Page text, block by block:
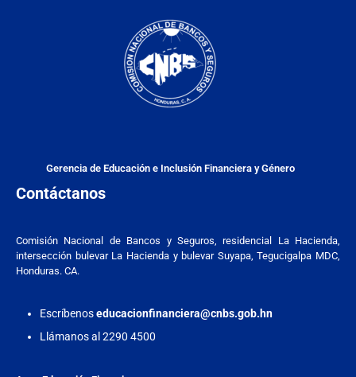
Gerencia de Educación e Inclusión Financiera y Género
Contáctanos
Comisión Nacional de Bancos y Seguros, residencial La Hacienda,
intersección bulevar La Hacienda y bulevar Suyapa, Tegucigalpa MDC,
Honduras. CA.
Escríbenoseducacionfinanciera@cnbs.gob.hn
Llámanos al 2290 4500